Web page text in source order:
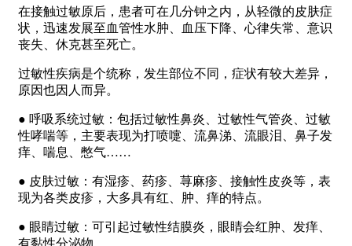
在接触过敏原后，患者可在几分钟之内，从轻微的皮肤症
状，迅速发展至血管性水肿、血压下降、心律失常、意识
丧失、休克甚至死亡。
过敏性疾病是个统称，发生部位不同，症状有较大差异，
原因也因人而异。
● 呼吸系统过敏：包括过敏性鼻炎、过敏性气管炎、过敏
性哮喘等，主要表现为打喷嚏、流鼻涕、流眼泪、鼻子发
痒、喘息、憋气……
● 皮肤过敏：有湿疹、药疹、荨麻疹、接触性皮炎等，表
现为各类皮疹，大多具有红、肿、痒的特点。
● 眼睛过敏：可引起过敏性结膜炎，眼睛会红肿、发痒、